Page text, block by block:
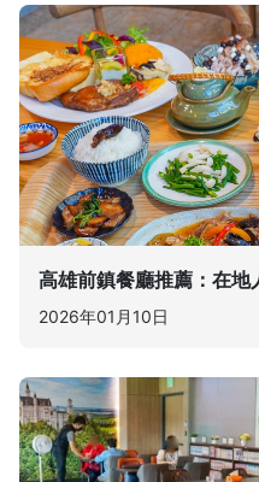
高雄前鎮餐廳推薦：在
2026年01月10日